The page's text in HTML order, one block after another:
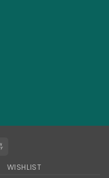
Delivery
WISHLIST